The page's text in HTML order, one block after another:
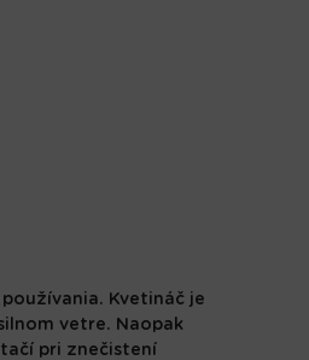
Kvetináč je
vetre. Naopak
pri znečistení